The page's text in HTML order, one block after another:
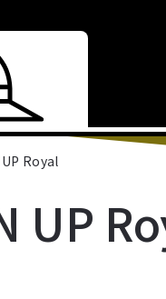
Royal
UP